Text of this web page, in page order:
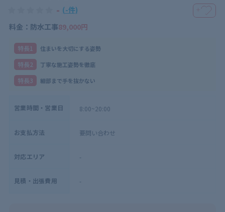
- (-件) ＋
料金：防水工事89,000円
特⻑1 住まいを大切にする姿勢
特⻑2 丁寧な施工姿勢を徹底
特⻑3 細部まで手を抜かない
営業時間・営業日 8:00~20:00
お支払方法 要問い合わせ
対応エリア -
見積・出張費用 -